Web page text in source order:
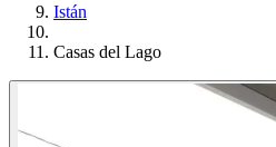
Istán
Casas del Lago